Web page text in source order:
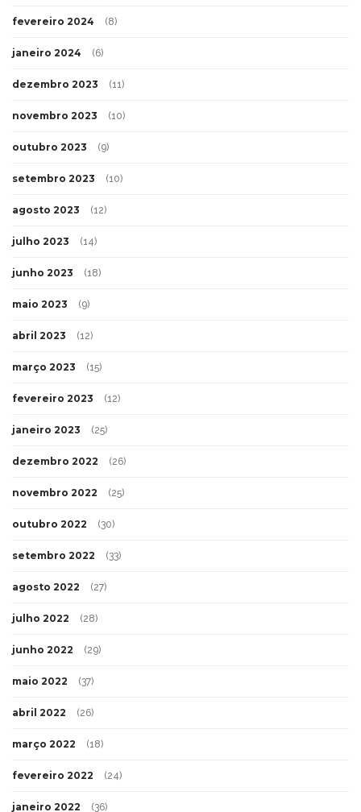
fevereiro 2024 (8)
janeiro 2024 (6)
dezembro 2023 (11)
novembro 2023 (10)
outubro 2023 (9)
setembro 2023 (10)
agosto 2023 (12)
julho 2023 (14)
junho 2023 (18)
maio 2023 (9)
abril 2023 (12)
março 2023 (15)
fevereiro 2023 (12)
janeiro 2023 (25)
dezembro 2022 (26)
novembro 2022 (25)
outubro 2022 (30)
setembro 2022 (33)
agosto 2022 (27)
julho 2022 (28)
junho 2022 (29)
maio 2022 (37)
abril 2022 (26)
março 2022 (18)
fevereiro 2022 (24)
janeiro 2022 (36)